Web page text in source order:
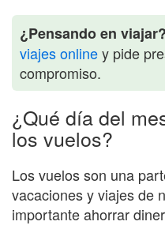
¿Pensando en viajar?
viajes onliney pide
compromiso.
¿Qué día del
los vuelos?
Los vuelos son una
vacaciones y viajes de
importante ahorrar